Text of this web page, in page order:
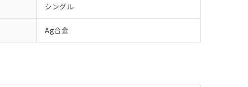
シングル
Ag合金
条件をお読みいただき、同意のうえご利用ください。
本サービスは、当社制御機器事業取扱商品の当社在庫状況および標準価格(
1000ppm以下、 水銀(Hg) 1000ppm以下、 カドミウム(Cd) 100ppm以下、
ロム(Cr(Ⅵ)) 1000ppm以下、ポリ臭化ビフェニル類(PBB) 1000ppm以下、ポリ臭化ジフェニルエ
：最大均質材料含有率が中国RoHSの基準値以下であることを示します。
：最大均質材料含有率が中国RoHSの基準値を超えていることを示します。
：未確認です。当社販売部門へお問い合わせください。
タル酸ビス(2-エチルヘキシル)) : 1000ppm
当社は、これら貴社製品のうち、外国為替および外国貿易法に定める商品（
う）を輸出または国外への提供する場合は、日本国政府の輸出許可(または
説明